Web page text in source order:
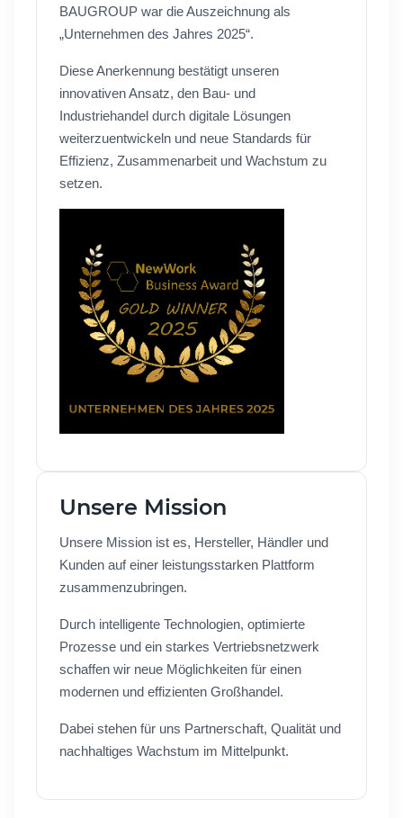
BAUGROUP war die Auszeichnung als
„Unternehmen des Jahres 2025“.
Diese Anerkennung bestätigt unseren
innovativen Ansatz, den Bau- und
Industriehandel durch digitale Lösungen
weiterzuentwickeln und neue Standards für
Effizienz, Zusammenarbeit und Wachstum zu
setzen.
Unsere Mission
Unsere Mission ist es, Hersteller, Händler und
Kunden auf einer leistungsstarken Plattform
zusammenzubringen.
Durch intelligente Technologien, optimierte
Prozesse und ein starkes Vertriebsnetzwerk
schaffen wir neue Möglichkeiten für einen
modernen und effizienten Großhandel.
Dabei stehen für uns Partnerschaft, Qualität und
nachhaltiges Wachstum im Mittelpunkt.